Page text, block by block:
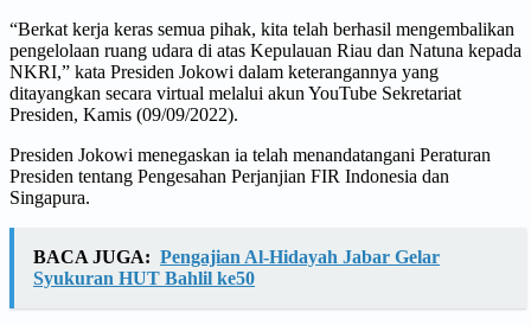
“Berkat kerja keras semua pihak, kita telah berhasil mengembalikan
pengelolaan ruang udara di atas Kepulauan Riau dan Natuna kepada
NKRI,” kata Presiden Jokowi dalam keterangannya yang
ditayangkan secara virtual melalui akun YouTube Sekretariat
Presiden, Kamis (09/09/2022).
Presiden Jokowi menegaskan ia telah menandatangani Peraturan
Presiden tentang Pengesahan Perjanjian FIR Indonesia dan
Singapura.
BACA JUGA: Pengajian Al-Hidayah Jabar Gelar
Syukuran HUT Bahlil ke50